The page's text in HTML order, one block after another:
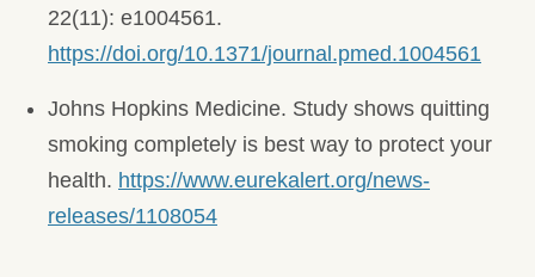
22(11): e1004561.
https://doi.org/10.1371/journal.pmed.1004561
Johns Hopkins Medicine. Study shows quitting
smoking completely is best way to protect your
health. https://www.eurekalert.org/news-
releases/1108054